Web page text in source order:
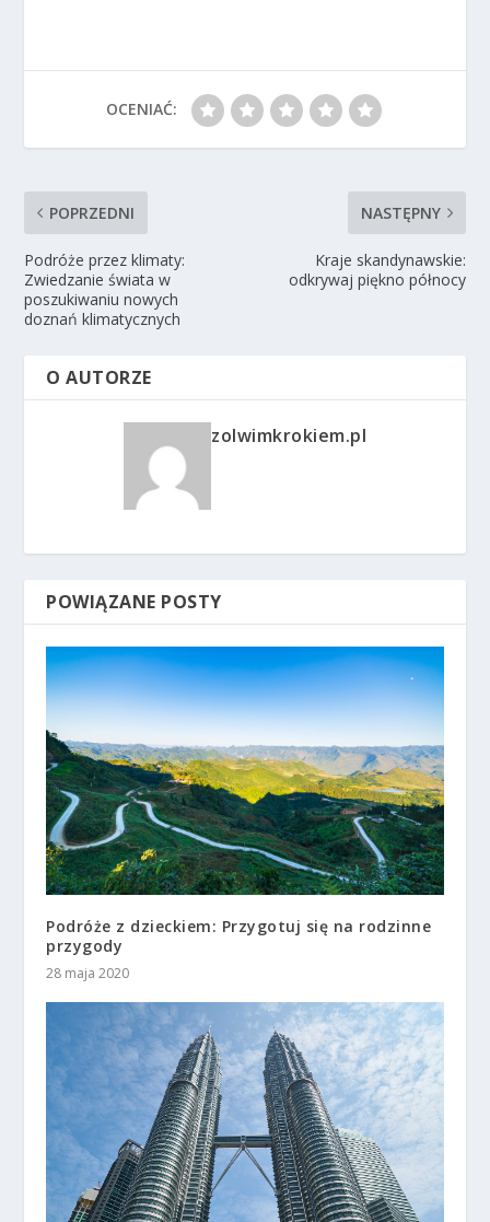
OCENIAĆ:
POPRZEDNI
Podróże przez klimaty:
Zwiedzanie świata w
poszukiwaniu nowych
doznań klimatycznych
NASTĘPNY
Kraje skandynawskie:
odkrywaj piękno północy
O AUTORZE
zolwimkrokiem.pl
POWIĄZANE POSTY
Podróże z dzieckiem: Przygotuj się na rodzinne
przygody
28 maja 2020